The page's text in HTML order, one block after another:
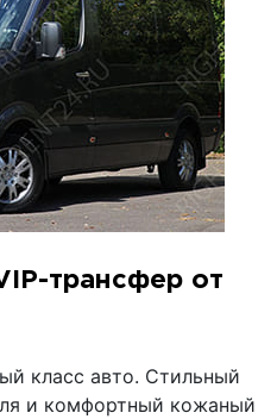
трансфер от
класс авто. Стильный
и комфортный кожаный